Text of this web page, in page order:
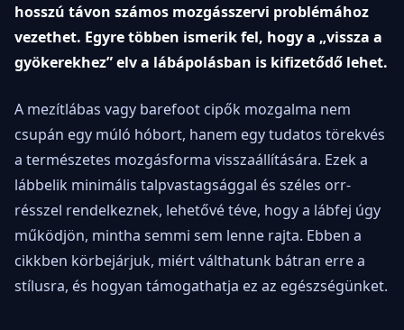
hosszú távon számos mozgásszervi problémához
vezethet. Egyre többen ismerik fel, hogy a „vissza a
gyökerekhez” elv a lábápolásban is kifizetődő lehet.
A mezítlábas vagy barefoot cipők mozgalma nem
csupán egy múló hóbort, hanem egy tudatos törekvés
a természetes mozgásforma visszaállítására. Ezek a
lábbelik minimális talpvastagsággal és széles orr-
résszel rendelkeznek, lehetővé téve, hogy a lábfej úgy
működjön, mintha semmi sem lenne rajta. Ebben a
cikkben körbejárjuk, miért válthatunk bátran erre a
stílusra, és hogyan támogathatja ez az egészségünket.